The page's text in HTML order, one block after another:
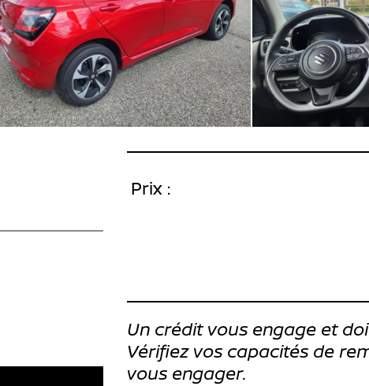
Prix :
Un crédit vous engage et
Vérifiez vos capacités de
vous engager.